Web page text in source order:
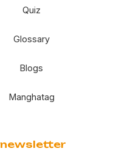
Quiz
Glossary
Blogs
Manghatag